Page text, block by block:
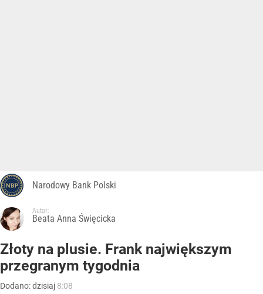
Narodowy Bank Polski
Autor:
Beata Anna Święcicka
Złoty na plusie. Frank największym
przegranym tygodnia
Dodano:dzisiaj 8:08